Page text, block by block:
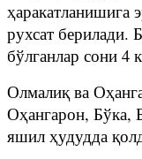
ҳаракатланишига
рухсат берилади.
бўлганлар сони 4
Олмалиқ ва
Оҳангарон, Бўка,
яшил ҳудудда